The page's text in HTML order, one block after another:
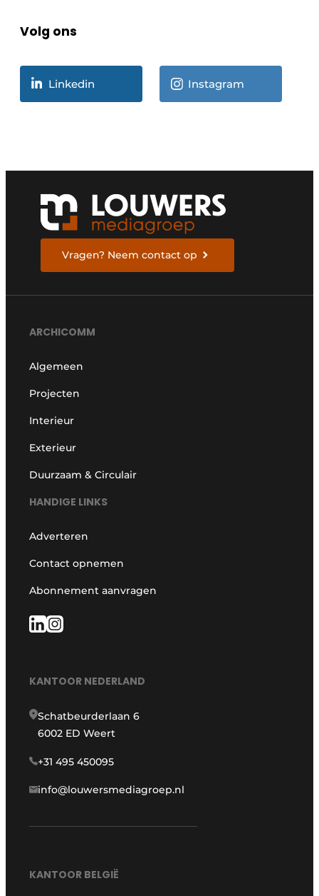
Volg ons
Linkedin Instagram
Vragen? Neem contact op
ARCHICOMM
Algemeen
Projecten
Interieur
Exterieur
Duurzaam & Circulair
HANDIGE LINKS
Adverteren
Contact opnemen
Abonnement aanvragen
KANTOOR NEDERLAND
Schatbeurderlaan 6
6002 ED Weert
+31 495 450095
info@louwersmediagroep.nl
KANTOOR BELGIË